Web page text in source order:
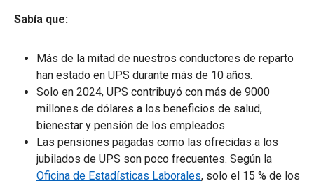
Sabía que:
Más de la mitad de nuestros conductores de reparto
han estado en UPS durante más de 10 años.
Solo en 2024, UPS contribuyó con más de 9000
millones de dólares a los beneficios de salud,
bienestar y pensión de los empleados.
Las pensiones pagadas como las ofrecidas a los
jubilados de UPS son poco frecuentes. Según la
Oficina de Estadísticas Laborales, solo el 15 % de los